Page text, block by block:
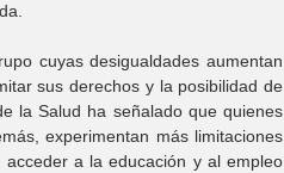
cuyas desigualdades aumentan
sus derechos y la posibilidad de
la Salud ha señalado que quienes
experimentan más limitaciones
a la educación y al empleo